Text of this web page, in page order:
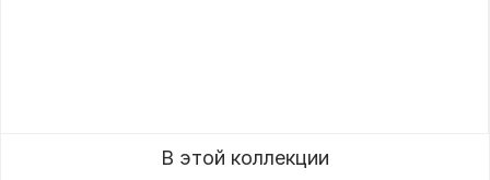
В этой коллекции